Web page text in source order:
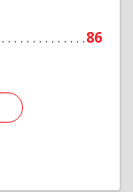
86
Подробнее